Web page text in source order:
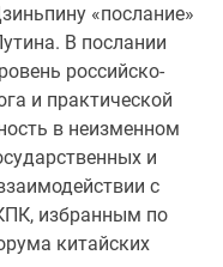
«послание»
В послании
российско-
и практической
в неизменном
и
с
избранным по
китайских